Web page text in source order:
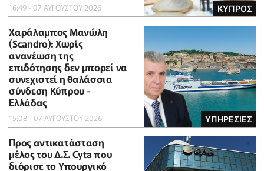
ΚΥΠΡΟΣ
16:49 - 07 ΑΥΓΟΥΣΤΟΥ 2026
ΥΠΗΡΕΣΙΕΣ
Χαράλαμπος Μανώλη
(Scandro): Χωρίς
ανανέωση της
επιδότησης δεν μπορεί να
συνεχιστεί η θαλάσσια
σύνδεση Κύπρου -
Ελλάδας
15:08 - 07 ΑΥΓΟΥΣΤΟΥ 2026
Προς αντικατάσταση
μέλος του Δ.Σ. Cyta που
διόρισε το Υπουργικό